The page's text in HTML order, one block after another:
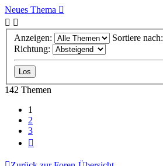
Neues Thema
Anzeigen:
Sortiere nach:
Richtung:
142 Themen
1
2
3